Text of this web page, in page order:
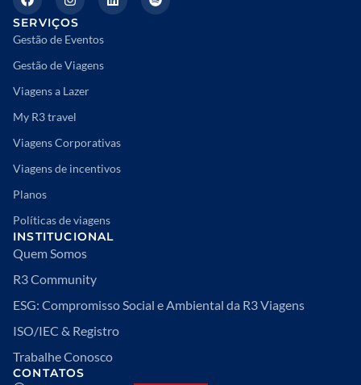
SERVIÇOS
Gestão de Eventos
Gestão de Viagens
Viagens a Lazer
My R3 travel
Viagens Corporativas
Viagens de incentivos
Planos
Políticas de viagens
INSTITUCIONAL
Quem Somos
R3 Community
ESG: Compromisso Social e Ambiental da R3 Viagens
ISO/IEC & Registro
Trabalhe Conosco
CONTATOS